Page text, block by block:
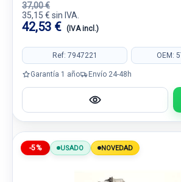
37,00 €
35,15 € sin IVA.
42,53 € (IVA incl.)
Ref: 7947221 OEM:
Garantía 1 año Envío 24-48h
-5% USADO NOVEDAD